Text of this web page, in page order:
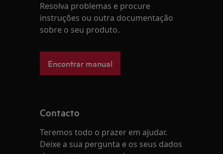
Resolva problemas e procure
instruções ou outra documentação
sobre o seu produto.
Encontrar manual
Contacto
Teremos todo o prazer em ajudar.
Deixe a sua pergunta e os seus dados